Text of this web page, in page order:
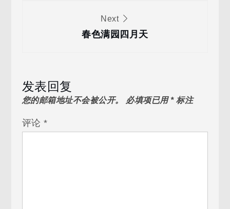
Next
春色满园四月天
发表回复
您的邮箱地址不会被公开。 必填项已用*标注
评论*